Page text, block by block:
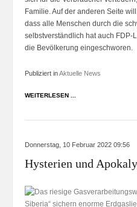
Familie. Auf der anderen Seite
dass alle Menschen durch die
selbstverständlich hat auch FDP-
die Bevölkerung eingeschworen.
Publiziert inAktuelle News
WEITERLESEN ...
Donnerstag, 10 Februar 2022 09:56
Hysterien und